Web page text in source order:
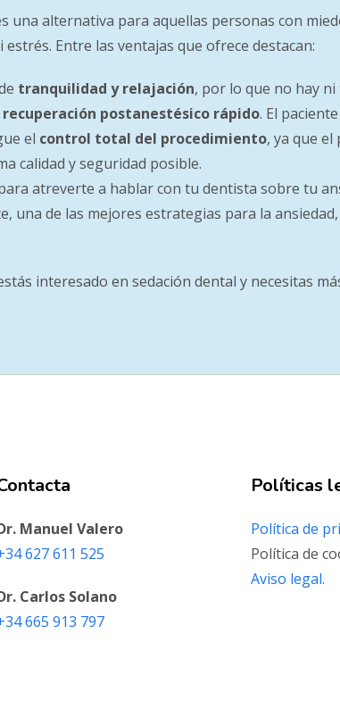
una alternativa para aquellas personas con
Entre las ventajas que ofrece destacan:
tranquilidad y relajación, por lo que no hay
recuperación postanestésico rápido. El
el control total del procedimiento, ya que
calidad y seguridad posible.
atreverte a hablar con tu dentista sobre tu
una de las mejores estrategias para la
interesado en sedación dental y necesitas
Manuel Valero
627 611 525‬
Carlos Solano
665 913 797‬
Políticas
Política de
Política de
Aviso legal.